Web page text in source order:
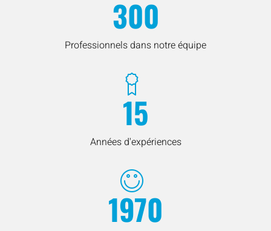
300
Professionnels dans notre équipe
15
Années d'expériences
1970